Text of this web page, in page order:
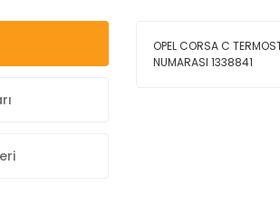
OPEL CORSA C
NUMARASI 1338841